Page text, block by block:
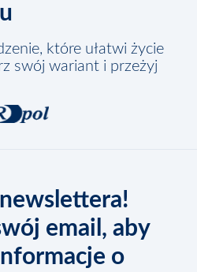
które ułatwi życie
swój wariant i przeżyj
email, aby
o